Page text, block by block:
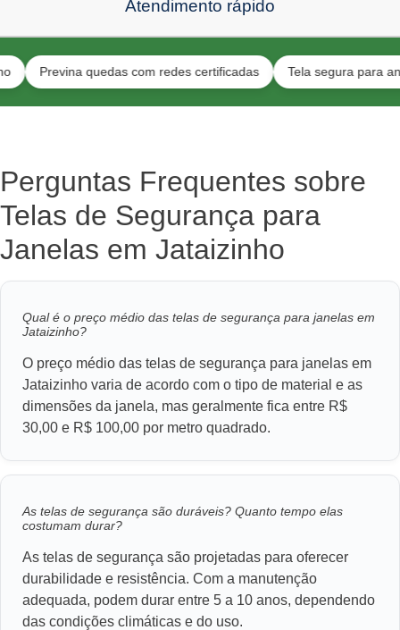
Atendimento rápido
quedas com redes certificadas Tela segura para animais e
Perguntas Frequentes sobre
Telas de Segurança para
Janelas em Jataizinho
Qual é o preço médio das telas de segurança para janelas em
Jataizinho?
O preço médio das telas de segurança para janelas em
Jataizinho varia de acordo com o tipo de material e as
dimensões da janela, mas geralmente fica entre R$
30,00 e R$ 100,00 por metro quadrado.
As telas de segurança são duráveis? Quanto tempo elas
costumam durar?
As telas de segurança são projetadas para oferecer
durabilidade e resistência. Com a manutenção
adequada, podem durar entre 5 a 10 anos, dependendo
das condições climáticas e do uso.